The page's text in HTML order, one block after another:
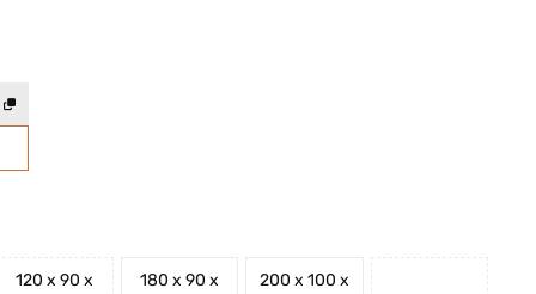
120 x 90 x
180 x 90 x
200 x 100 x